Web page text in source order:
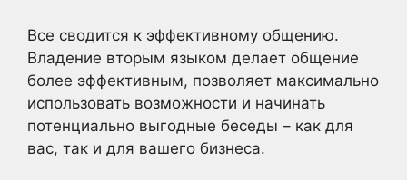
Все сводится к эффективному общению.
Владение вторым языком делает общение
более эффективным, позволяет максимально
использовать возможности и начинать
потенциально выгодные беседы – как для
вас, так и для вашего бизнеса.